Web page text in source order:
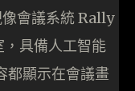
會議系統 Rally
具備人工智能
都顯示在會議畫